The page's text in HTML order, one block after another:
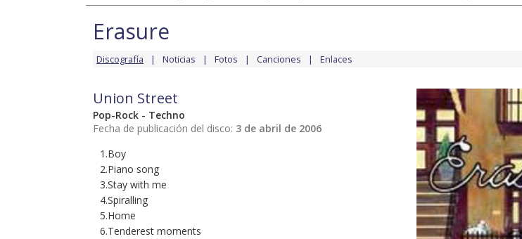
Erasure
Discografía Noticias Fotos Canciones Enlaces
Union Street
Pop-Rock - Techno
Fecha de publicación del disco: 3 de abril de 2006
1.Boy
2.Piano song
3.Stay with me
4.Spiralling
5.Home
6.Tenderest moments